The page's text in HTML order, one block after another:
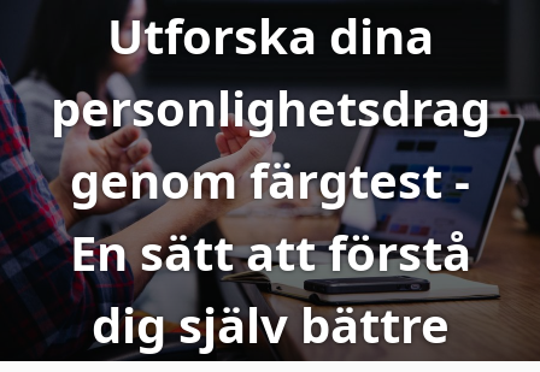
Utforska dina
personlighetsdrag
genom färgtest -
En sätt att förstå
dig själv bättre